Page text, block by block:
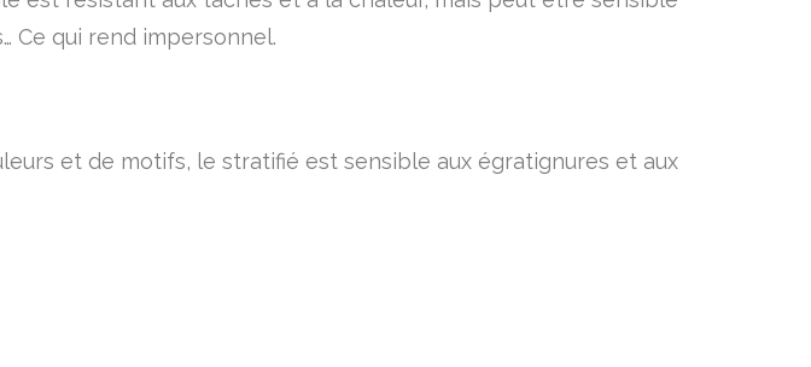
Ce qui rend impersonnel.
et de motifs, le stratifié est sensible aux égratignures et aux